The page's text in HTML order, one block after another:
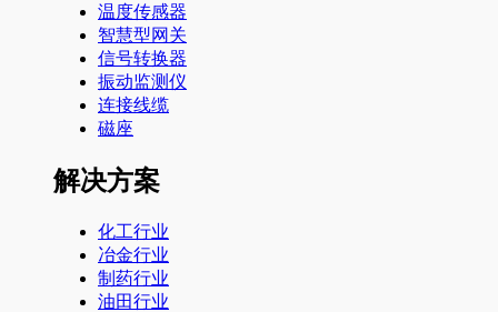
温度传感器
智慧型网关
信号转换器
振动监测仪
连接线缆
磁座
解决方案
化工行业
冶金行业
制药行业
油田行业